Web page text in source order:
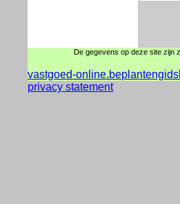
De gegevens op deze site zijn
vastgoed-online.beplantengids
privacy statement